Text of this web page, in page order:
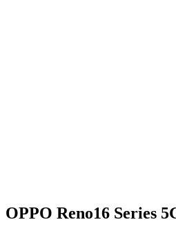
OPPO Reno16 Series